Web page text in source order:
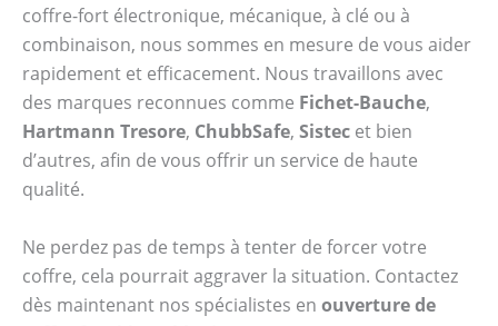
coffre-fort électronique, mécanique, à clé ou à
combinaison, nous sommes en mesure de vous aider
rapidement et efficacement. Nous travaillons avec
des marques reconnues comme Fichet-Bauche,
Hartmann Tresore, ChubbSafe, Sistec et bien
d’autres, afin de vous offrir un service de haute
qualité.
Ne perdez pas de temps à tenter de forcer votre
coffre, cela pourrait aggraver la situation. Contactez
dès maintenant nos spécialistes en ouverture de